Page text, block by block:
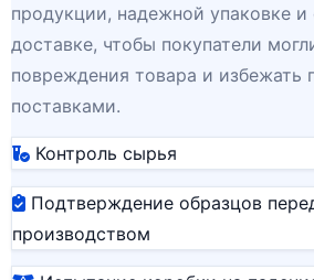
продукции, надежной упаковке и
доставке, чтобы покупатели
повреждения товара и избежать
поставками.
Контроль сырья
Подтверждение образцов
производством